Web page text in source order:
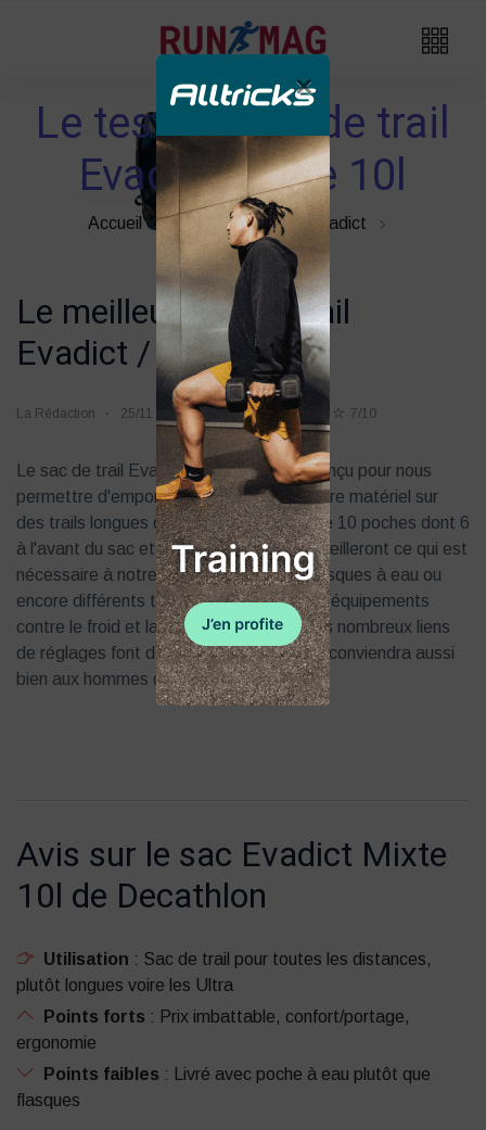
Le test du sac de trail
Evadict Mixte 10l
Accueil Sac De Trail Evadict
Le meilleur sac de trail
Evadict / Decathlon
La Rédaction 25/11 5k vues 120 likes 7/10
Le sac de trail Evadict Mixte 10l a été conçu pour nous
permettre d'emporter facilement tout notre matériel sur
des trails longues distances. Il dispose de 10 poches dont 6
à l'avant du sac et 4 à l'arrière. Elles accueilleront ce qui est
nécessaire à notre course : nourriture, flasques à eau ou
encore différents textiles selon la saison (équipements
contre le froid et la pluie notamment). Les nombreux liens
de réglages font de ce sac un produit qui conviendra aussi
bien aux hommes qu'aux femmes.
Avis sur le sac Evadict Mixte
10l de Decathlon
Utilisation : Sac de trail pour toutes les distances,
plutôt longues voire les Ultra
Points forts : Prix imbattable, confort/portage,
ergonomie
Points faibles : Livré avec poche à eau plutôt que
flasques
×